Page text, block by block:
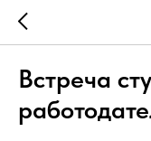
Встреча